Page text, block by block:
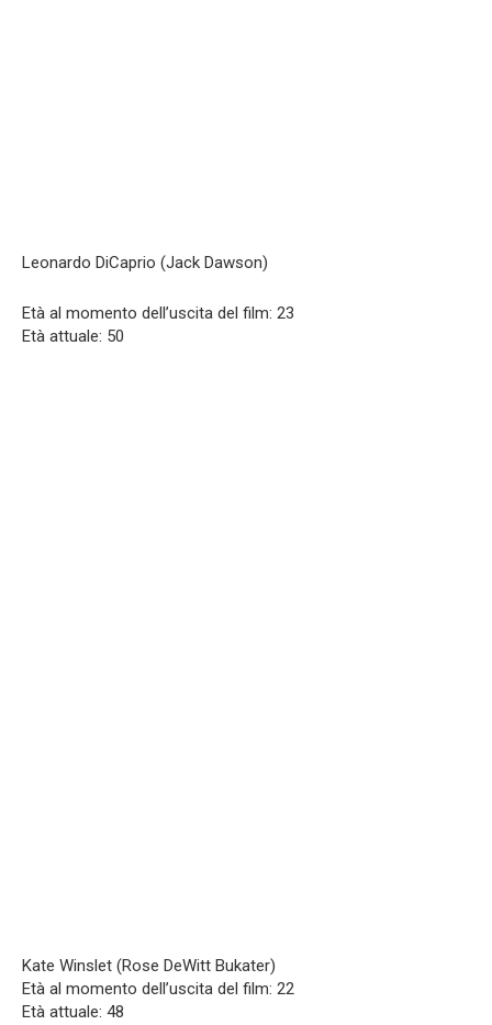
Leonardo DiCaprio (Jack Dawson)
Età al momento dell’uscita del film: 23
Età attuale: 50
Kate Winslet (Rose DeWitt Bukater)
Età al momento dell’uscita del film: 22
Età attuale: 48